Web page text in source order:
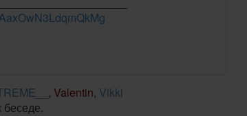
, Valentin, Vikki
беседе.